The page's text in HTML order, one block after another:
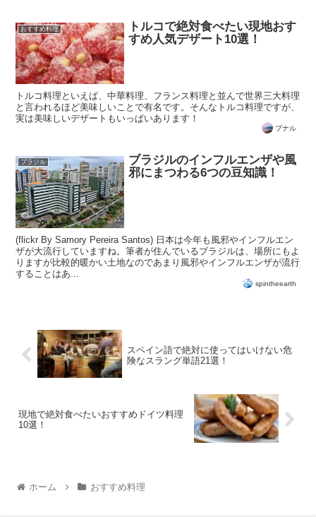
おすすめ料理
トルコで絶対食べたい現地おす
すめ人気デザート10選！
トルコ料理といえば、中華料理、フランス料理と並んで世界三大料理
と言われるほど美味しいことで有名です。そんなトルコ料理ですが、
実は美味しいデザートもいっぱいあります！
プナル
ブラジル
ブラジルのインフルエンザや風
邪にまつわる6つの豆知識！
(flickr By Samory Pereira Santos) 日本は今年も風邪やインフルエン
ザが大流行していますね。筆者が住んでいるブラジルは、場所にもよ
りますが比較的暖かい土地なのであまり風邪やインフルエンザが流行
することはあ...
spintheearth
スペイン語で絶対に使ってはいけない危
険なスラング単語21選！
現地で絶対食べたいおすすめドイツ料理
10選！
ホーム おすすめ料理